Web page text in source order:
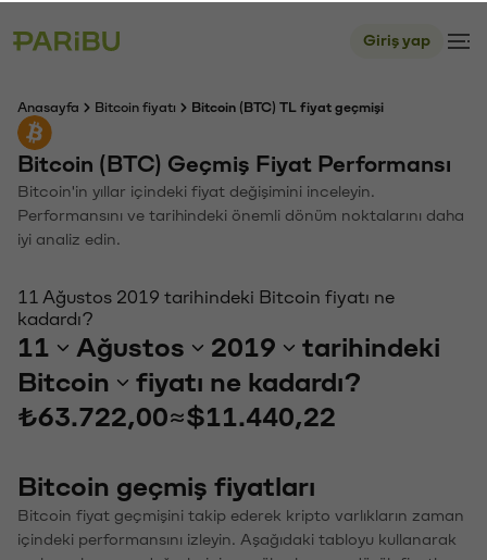
Giriş yap
Anasayfa Bitcoin fiyatı Bitcoin (BTC) TL fiyat geçmişi
Bitcoin (BTC) Geçmiş Fiyat Performansı
Bitcoin'in yıllar içindeki fiyat değişimini inceleyin.
Performansını ve tarihindeki önemli dönüm noktalarını daha
iyi analiz edin.
11 Ağustos 2019 tarihindeki Bitcoin fiyatı ne
kadardı?
11 Ağustos 2019
tarihindeki
Bitcoin
fiyatı ne kadardı?
₺63.722,00≈$11.440,22
Bitcoin geçmiş fiyatları
Bitcoin fiyat geçmişini takip ederek kripto varlıkların zaman
içindeki performansını izleyin. Aşağıdaki tabloyu kullanarak